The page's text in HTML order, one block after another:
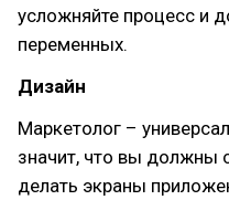
усложняйте процесс и
переменных.
Дизайн
Маркетолог –
значит, что вы должны
делать экраны